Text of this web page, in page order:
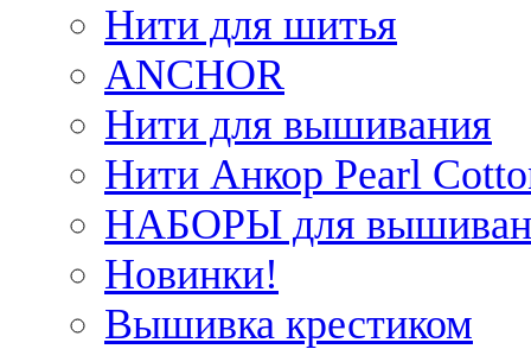
Нити для шитья
ANCHOR
Нити для вышивания
Нити Анкор Pearl
НАБОРЫ для
Новинки!
Вышивка крестиком